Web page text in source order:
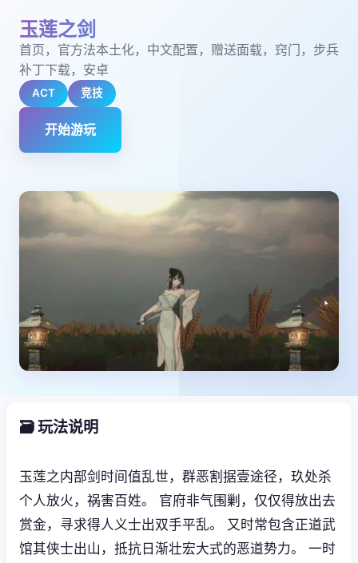
玉莲之剑
首页，官方法本土化，中文配置，赠送面载，窍门，步兵
补丁下载，安卓
ACT 竞技
开始游玩
🗃️ 玩法说明
玉莲之内部剑时间值乱世，群恶割据壹途径，玖处杀
个人放火，祸害百姓。 官府非气围剿，仅仅得放出去
赏金，寻求得人义士出双手平乱。 又时常包含正道武
馆其侠士出山，抵抗日渐壮宏大式的恶道势力。 一时